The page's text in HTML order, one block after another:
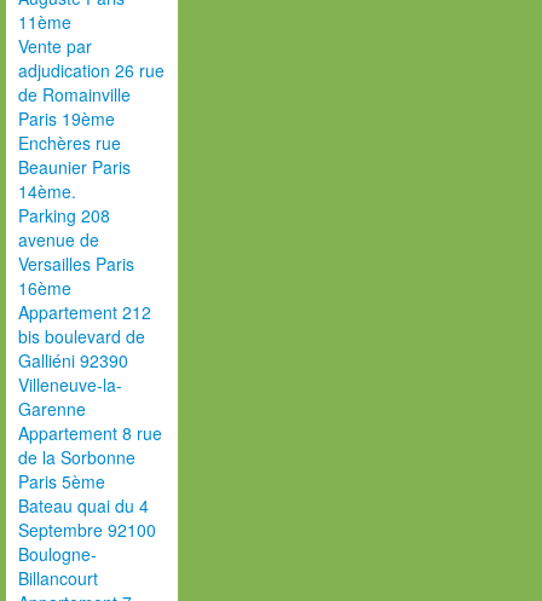
11ème
Vente par
adjudication 26 rue
de Romainville
Paris 19ème
Enchères rue
Beaunier Paris
14ème.
Parking 208
avenue de
Versailles Paris
16ème
Appartement 212
bis boulevard de
Galliéni 92390
Villeneuve-la-
Garenne
Appartement 8 rue
de la Sorbonne
Paris 5ème
Bateau quai du 4
Septembre 92100
Boulogne-
Billancourt